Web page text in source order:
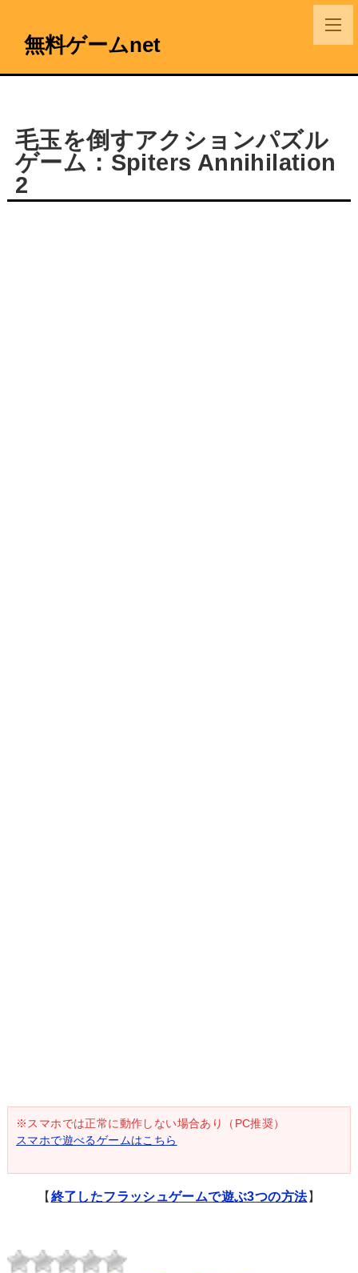
無料ゲームnet
毛玉を倒すアクションパズル
ゲーム：Spiters Annihilation
2
※スマホでは正常に動作しない場合あり（PC推奨）
スマホで遊べるゲームはこちら
【 終了したフラッシュゲームで遊ぶ3つの方法】